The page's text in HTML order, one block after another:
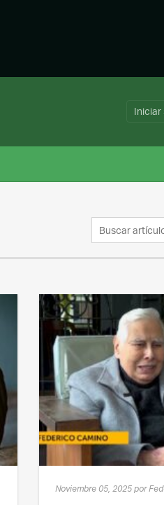
Iniciar
Noviembre 05, 2025 por